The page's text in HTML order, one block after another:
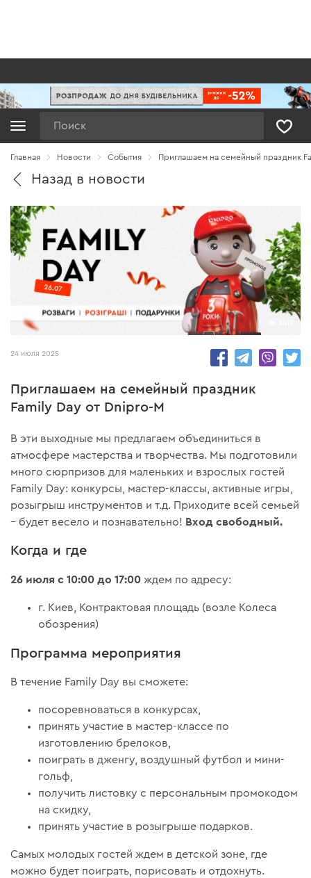
Главная Новости Cобытия Приглашаем на семейный праздник
Назад в новости
24 июля 2025
Приглашаем на семейный праздник
Family Day от Dnipro-M
В эти выходные мы предлагаем объединиться в
атмосфере мастерства и творчества. Мы подготовили
много сюрпризов для маленьких и взрослых гостей
Family Day: конкурсы, мастер-классы, активные игры,
розыгрыш инструментов и т.д. Приходите всей семьей
– будет весело и познавательно! Вход свободный.
Когда и где
26 июля с 10:00 до 17:00 ждем по адресу:
г. Киев, Контрактовая площадь (возле Колеса
обозрения)
Программа мероприятия
В течение Family Day вы сможете:
посоревноваться в конкурсах,
принять участие в мастер-классе по
изготовлению брелоков,
поиграть в дженгу, воздушный футбол и мини-
гольф,
получить листовку с персональным промокодом
на скидку,
принять участие в розыгрыше подарков.
Самых молодых гостей ждем в детской зоне, где
можно будет поиграть, порисовать и отдохнуть.